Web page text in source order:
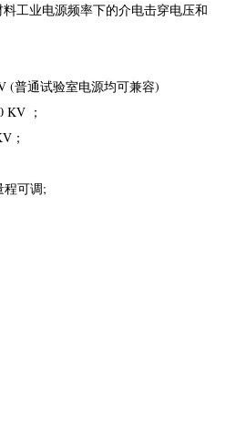
工业电源频率下的介电击穿电压和
(普通试验室电源均可兼容)
KV ；
；
可调;